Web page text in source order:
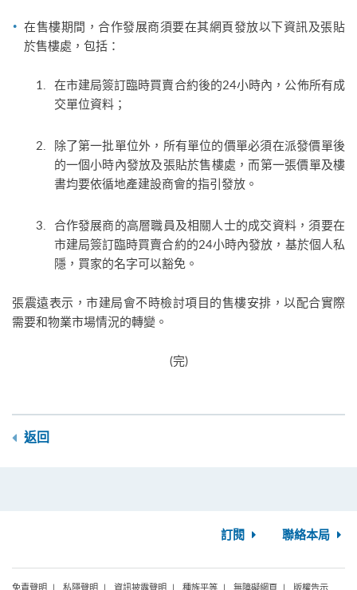
在售樓期間，合作發展商須要在其網頁發放以下資訊及張貼
於售樓處，包括：
在市建局簽訂臨時買賣合約後的24小時內，公佈所有成
交單位資料；
除了第一批單位外，所有單位的價單必須在派發價單後
的一個小時內發放及張貼於售樓處，而第一張價單及樓
書均要依循地產建設商會的指引發放。
合作發展商的高層職員及相關人士的成交資料，須要在
市建局簽訂臨時買賣合約的24小時內發放，基於個人私
隱，買家的名字可以豁免。
張震遠表示，市建局會不時檢討項目的售樓安排，以配合實際
需要和物業市場情況的轉變。
(完)
返回
訂閱 聯絡本局
免責聲明 私隱聲明 資訊披露聲明 種族平等 無障礙網頁 版權告示